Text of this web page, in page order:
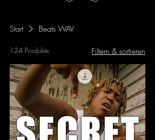
Start Beats WAV
124 Produkte Filtern & sortieren